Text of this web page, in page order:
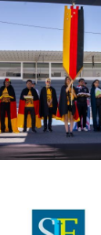
_lord_byron.jpg